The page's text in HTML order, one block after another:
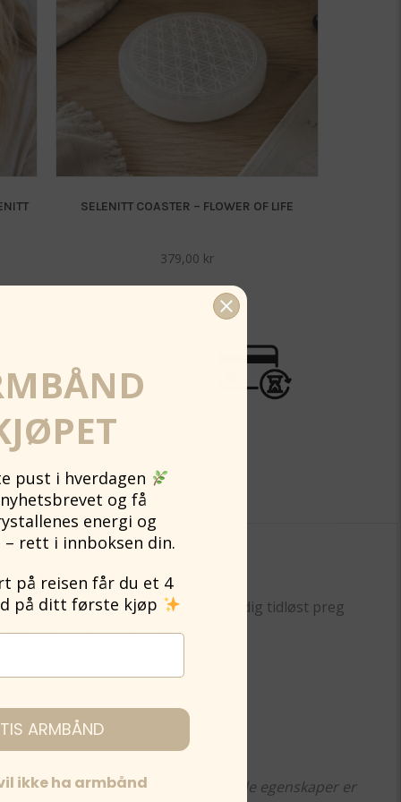
SELENITT COASTER – FLOWER OF LIFE
379,00 kr
gir et moderne, men samtidig tidløst preg
Eventuelle helbredende egenskaper er
pust i hverdagen
og få
energi og
rett i innboksen din.
på reisen får du et 4
på ditt første kjøp
ARMBÅND
ikke ha armbånd